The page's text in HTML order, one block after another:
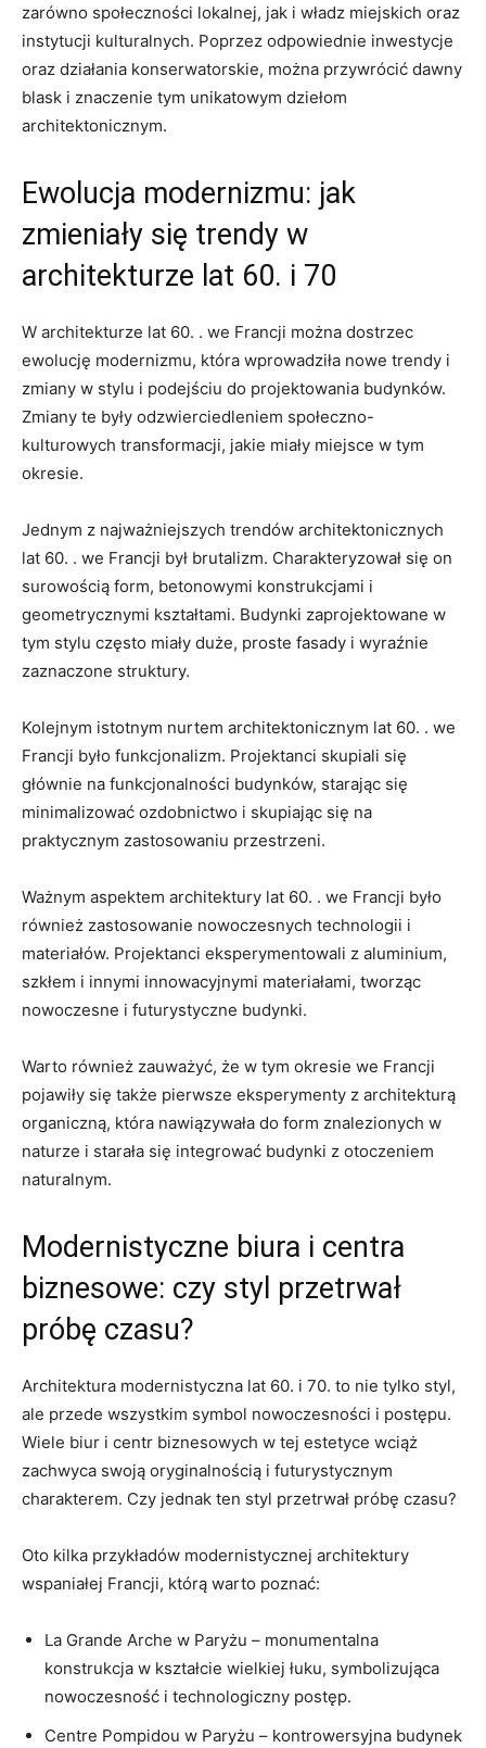
zarówno społeczności lokalnej, jak i władz miejskich oraz
instytucji kulturalnych. Poprzez odpowiednie inwestycje
oraz działania konserwatorskie, można przywrócić ​dawny
blask i znaczenie tym unikatowym dziełom
architektonicznym.
Ewolucja modernizmu: jak
zmieniały się trendy w
architekturze‌ lat 60. i​ 70
W architekturze lat 60. . we ‍Francji można dostrzec
ewolucję modernizmu, która wprowadziła nowe trendy i
zmiany w stylu i podejściu do projektowania ⁢budynków.
Zmiany te były odzwierciedleniem społeczno-
kulturowych transformacji, jakie⁤ miały miejsce ⁣w tym
okresie.
Jednym ‍z⁤ najważniejszych trendów architektonicznych
lat ⁢60. . we⁢ Francji był brutalizm. Charakteryzował się on
surowością ‌form, ⁣betonowymi konstrukcjami i
geometrycznymi kształtami. ⁤Budynki zaprojektowane w
⁣tym stylu często miały duże, proste fasady i wyraźnie⁣
zaznaczone struktury.
Kolejnym istotnym nurtem architektonicznym lat⁢ 60. . we‍
Francji było ‌funkcjonalizm. Projektanci ‍skupiali się
głównie na funkcjonalności ⁣budynków, starając się
‍minimalizować ozdobnictwo ⁤i skupiając się na
praktycznym zastosowaniu przestrzeni.
Ważnym aspektem⁤ architektury lat 60. . ‌we Francji było
również zastosowanie nowoczesnych technologii ​i
materiałów. Projektanci ​eksperymentowali z aluminium,
szkłem i innymi innowacyjnymi materiałami, tworząc
nowoczesne i futurystyczne budynki.
Warto również zauważyć, że w ​tym okresie‌ we ⁢Francji
pojawiły się także pierwsze eksperymenty z architekturą
organiczną, która nawiązywała do form znalezionych w
naturze ‌i starała się integrować ‌budynki z otoczeniem
naturalnym.
Modernistyczne‍ biura i centra ​
biznesowe: czy styl przetrwał
próbę czasu?
Architektura⁣ modernistyczna lat ⁤60. i 70. to nie tylko styl,
ale przede wszystkim symbol ‌nowoczesności⁢ i postępu.
Wiele⁢ biur i centr⁢ biznesowych w tej​ estetyce wciąż
⁤zachwyca ‍swoją oryginalnością i futurystycznym
charakterem. Czy jednak ten styl przetrwał próbę⁤ czasu?
Oto kilka przykładów modernistycznej architektury
wspaniałej Francji, ‍którą warto poznać:
La Grande Arche w Paryżu – monumentalna‍
konstrukcja w kształcie wielkiej łuku, symbolizująca
nowoczesność i technologiczny postęp.
Centre Pompidou w Paryżu – ​kontrowersyjna budynek⁢